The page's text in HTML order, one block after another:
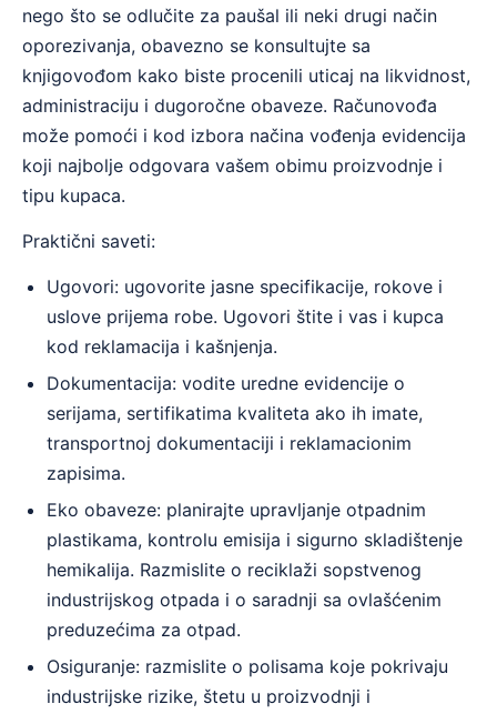
nego što se odlučite za paušal ili neki drugi način
oporezivanja, obavezno se konsultujte sa
knjigovođom kako biste procenili uticaj na likvidnost,
administraciju i dugoročne obaveze. Računovođa
može pomoći i kod izbora načina vođenja evidencija
koji najbolje odgovara vašem obimu proizvodnje i
tipu kupaca.
Praktični saveti:
Ugovori: ugovorite jasne specifikacije, rokove i
uslove prijema robe. Ugovori štite i vas i kupca
kod reklamacija i kašnjenja.
Dokumentacija: vodite uredne evidencije o
serijama, sertifikatima kvaliteta ako ih imate,
transportnoj dokumentaciji i reklamacionim
zapisima.
Eko obaveze: planirajte upravljanje otpadnim
plastikama, kontrolu emisija i sigurno skladištenje
hemikalija. Razmislite o reciklaži sopstvenog
industrijskog otpada i o saradnji sa ovlašćenim
preduzećima za otpad.
Osiguranje: razmislite o polisama koje pokrivaju
industrijske rizike, štetu u proizvodnji i